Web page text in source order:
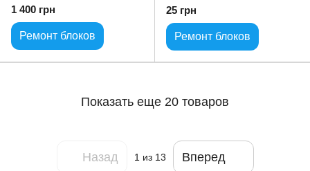
Toyota ALL model
1 400 грн
Ремонт блоков
25 грн
Ремонт блоков
Показать еще 20 товаров
Назад 1 из 13 Вперед